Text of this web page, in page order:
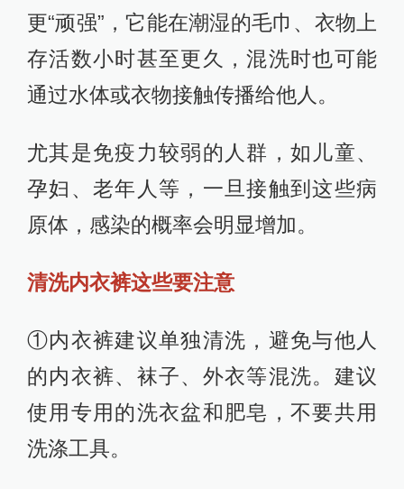
更“顽强”，它能在潮湿的毛巾、衣物上
存活数小时甚至更久，混洗时也可能
通过水体或衣物接触传播给他人。
尤其是免疫力较弱的人群，如儿童、
孕妇、老年人等，一旦接触到这些病
原体，感染的概率会明显增加。
清洗内衣裤这些要注意
①内衣裤建议单独清洗，避免与他人
的内衣裤、袜子、外衣等混洗。建议
使用专用的洗衣盆和肥皂，不要共用
洗涤工具。